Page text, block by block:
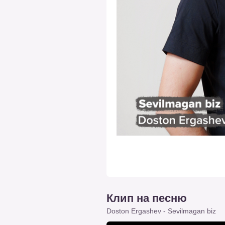
Клип на песню
Doston Ergashev - Sevilmagan biz